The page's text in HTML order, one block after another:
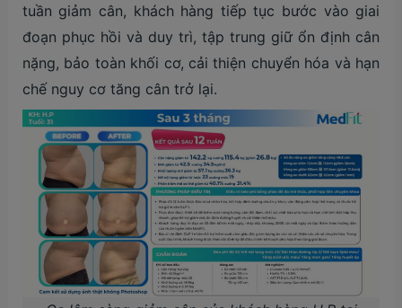
tuần giảm cân, khách hàng tiếp tục bước vào giai
đoạn phục hồi và duy trì, tập trung giữ ổn định cân
nặng, bảo toàn khối cơ, cải thiện chuyển hóa và hạn
chế nguy cơ tăng cân trở lại.